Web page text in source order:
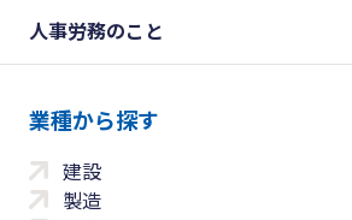
人事労務のこと
業種から探す
建設
製造